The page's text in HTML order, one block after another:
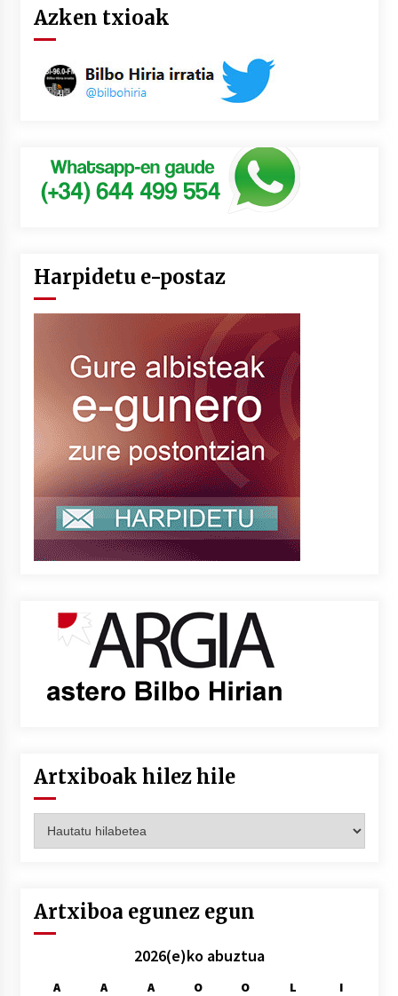
Azken txioak
Harpidetu e-postaz
Artxiboak hilez hile
hilez
Artxiboa egunez egun
2026(e)ko abuztua
A A A O O L
I